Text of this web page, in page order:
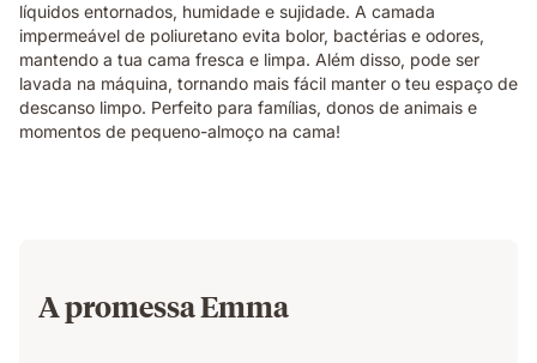
líquidos entornados, humidade e sujidade. A camada
impermeável de poliuretano evita bolor, bactérias e odores,
mantendo a tua cama fresca e limpa. Além disso, pode ser
lavada na máquina, tornando mais fácil manter o teu espaço de
descanso limpo. Perfeito para famílias, donos de animais e
momentos de pequeno-almoço na cama!
A promessa Emma